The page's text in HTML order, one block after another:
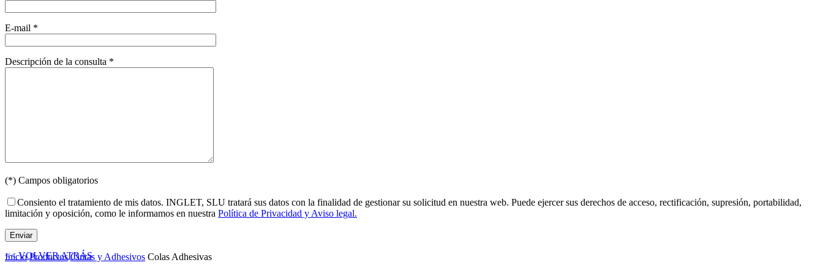
E-mail *
Descripción de la consulta *
(*) Campos obligatorios
Consiento el tratamiento de mis datos. INGLET, SLU tratará sus datos con la finalidad de gestionar su solicitud en nuestra web. Puede ejercer sus derechos de acceso, rectificación, supresión, portabilidad,
limitación y oposición, como le informamos en nuestra Política de Privacidad y Aviso legal.
Inicio Productos Cintas y Adhesivos Colas Adhesivas
<< VOLVER ATRÁS